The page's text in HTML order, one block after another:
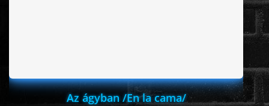
Az ágyban /En la cama/